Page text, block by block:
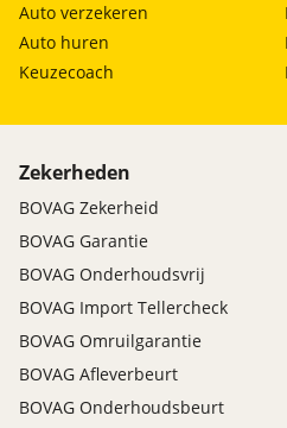
Auto verzekeren
Auto huren
Keuzecoach
Zekerheden
BOVAG Zekerheid
BOVAG Garantie
BOVAG Onderhoudsvrij
BOVAG Import Tellercheck
BOVAG Omruilgarantie
BOVAG Afleverbeurt
BOVAG Onderhoudsbeurt